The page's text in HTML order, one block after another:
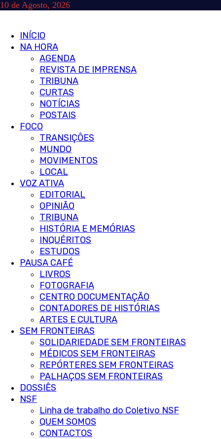
Skip
10 de Agosto, 2026
Primary
Menu
INÍCIO
NA HORA
AGENDA
REVISTA DE IMPRENSA
TRIBUNA
CURTAS
NOTÍCIAS
POSTAIS
FOCO
TRANSIÇÕES
MUNDO
MOVIMENTOS
LOCAL
VOZ ATIVA
EDITORIAL
OPINIÃO
TRIBUNA
HISTÓRIA E MEMÓRIAS
INQUÉRITOS
ESTUDOS
PAUSA CAFÉ
LIVROS
FOTOGRAFIA
CENTRO DOCUMENTAÇÃO
CONTADORES DE HISTÓRIAS
ARTES E CULTURA
SEM FRONTEIRAS
SOLIDARIEDADE SEM FRONTEIRAS
MÉDICOS SEM FRONTEIRAS
REPÓRTERES SEM FRONTEIRAS
PALHAÇOS SEM FRONTEIRAS
DOSSIÊS
NSF
Linha de trabalho do Coletivo NSF
QUEM SOMOS
CONTACTOS